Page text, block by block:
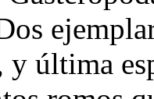
y última